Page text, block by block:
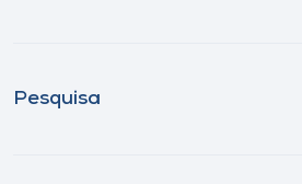
Pesquisa